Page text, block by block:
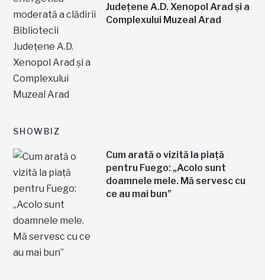
Județene A.D. Xenopol Arad și a
Complexului Muzeal Arad
SHOWBIZ
Cum arată o vizită la piață
pentru Fuego: „Acolo sunt
doamnele mele. Mă servesc cu
ce au mai bun”